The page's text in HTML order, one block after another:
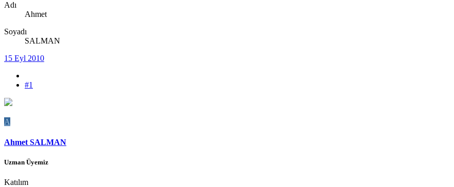
Adı
Ahmet
Soyadı
SALMAN
15 Eyl 2010
#1
A
Ahmet SALMAN
Uzman Üyemiz
Katılım